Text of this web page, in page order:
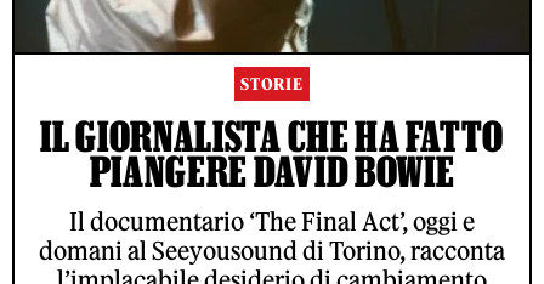
STORIE
IL GIORNALISTA CHE HA FATTO
PIANGERE DAVID BOWIE
Il documentario ‘The Final Act’, oggi e
domani al Seeyousound di Torino, racconta